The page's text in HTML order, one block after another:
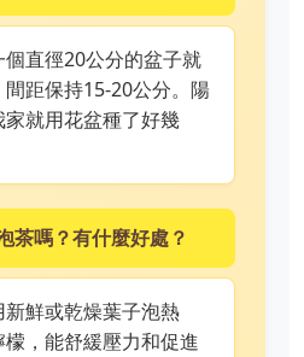
直徑20公分的盆子就
距保持15-20公分。陽
就用花盆種了好幾
茶嗎？有什麼好處？
鮮或乾燥葉子泡熱
，能舒緩壓力和促進